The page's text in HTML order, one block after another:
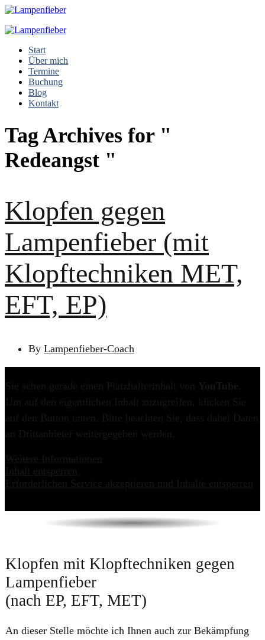
Start
Über mich
Termine
Buchung
Blog
Kontakt
Tag Archives for "
Redeangst "
Klopfen gegen
Lampenfieber (mit
Klopftechniken MET,
EFT, EP)
By Lampenfieber-Coach
​Klopfen mit Klopftechniken gegen
Lampenfieber
(nach EP, EFT, MET)
An dieser Stelle möchte ich Ihnen auch zur Bekämpfung